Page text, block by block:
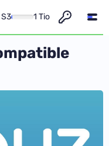
S3 1 Tio